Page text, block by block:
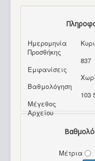
Ημερομηνία
Προσθήκης
Εμφανίσεις
837
Βαθμολόγηση
Μέγεθος
Αρχείου
103
Μέτρια